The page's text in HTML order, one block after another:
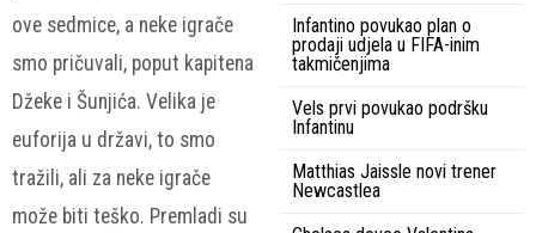
ove sedmice, a neke igrače
smo pričuvali, poput kapitena
Džeke i Šunjića. Velika je
euforija u državi, to smo
tražili, ali za neke igrače
može biti teško. Premladi su
Infantino povukao plan o
prodaji udjela u FIFA-inim
takmičenjima
Vels prvi povukao podršku
Infantinu
Matthias Jaissle novi trener
Newcastlea